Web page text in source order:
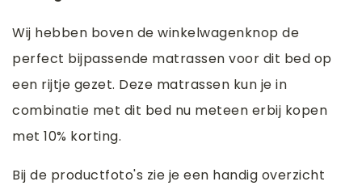
Wij hebben boven de winkelwagenknop de
perfect bijpassende matrassen voor dit bed op
een rijtje gezet. Deze matrassen kun je in
combinatie met dit bed nu meteen erbij kopen
met 10% korting.
Bij de productfoto's zie je een handig overzicht